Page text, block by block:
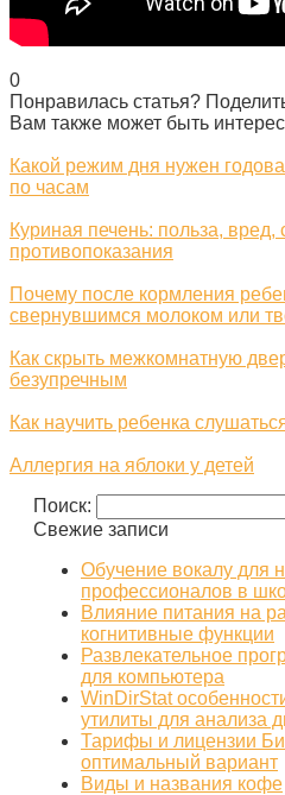
0
Понравилась статья?
Вам также может быть
Какой режим дня нужен
по часам
Куриная печень: польза, вред,
противопоказания
Почему после кормления
свернувшимся молоком или
Как скрыть межкомнатную
безупречным
Как научить ребенка
Аллергия на яблоки у детей
Поиск:
Свежие записи
Обучение вокалу для
профессионалов в
Влияние питания на
когнитивные функции
Развлекательное
для компьютера
WinDirStat
утилиты для анализа
Тарифы и лицензии
оптимальный вариант
Виды и названия кофе